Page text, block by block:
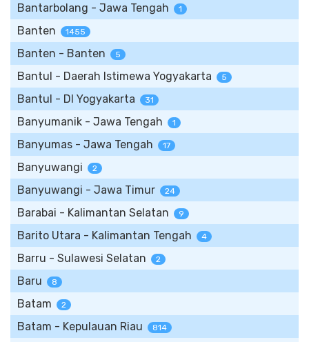
Bantarbolang - Jawa Tengah 1
Banten 1455
Banten - Banten 5
Bantul - Daerah Istimewa Yogyakarta 5
Bantul - DI Yogyakarta 31
Banyumanik - Jawa Tengah 1
Banyumas - Jawa Tengah 17
Banyuwangi 2
Banyuwangi - Jawa Timur 24
Barabai - Kalimantan Selatan 9
Barito Utara - Kalimantan Tengah 4
Barru - Sulawesi Selatan 2
Baru 8
Batam 2
Batam - Kepulauan Riau 814